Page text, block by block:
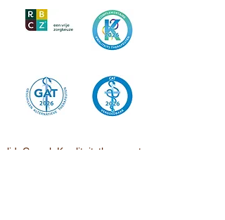
lid. Compl. Kwaliteitstherapeuten